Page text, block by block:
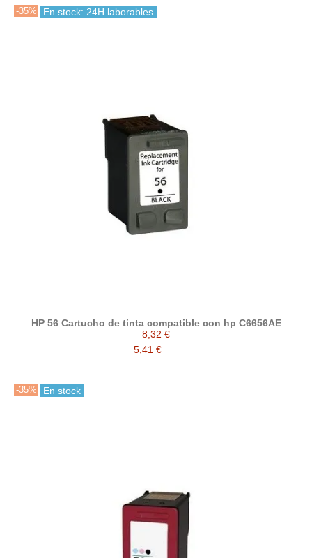
-35% En stock: 24H laborables
HP 56 Cartucho de tinta compatible con hp C6656AE
8,32 €
5,41 €
-35% En stock